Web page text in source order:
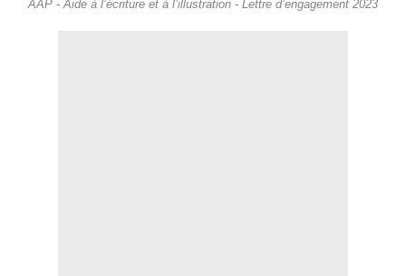
AAP - Aide à l’écriture et à l’illustration - Lettre d’engagement 2023